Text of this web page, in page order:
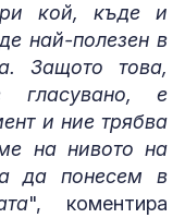
кой, къде и
най-полезен в
Защото това,
е
и ние трябва
на нивото на
да понесем в
", коментира